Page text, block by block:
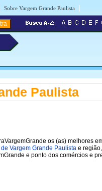
Sobre Vargem Grande Paulista |
Paulista
os (as) melhores
Vargem Grande Paulista e
e ponto dos comércios e